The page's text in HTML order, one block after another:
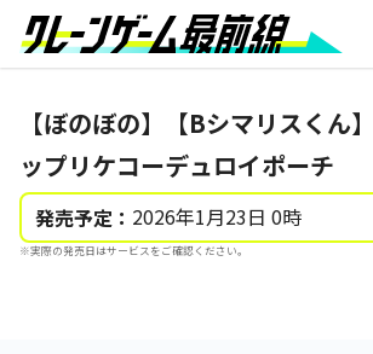
【ぼのぼの】【Bシマリスくん
ップリケコーデュロイポーチ
発売予定： 2026年1月23日 0時
※実際の発売日はサービスをご確認ください。